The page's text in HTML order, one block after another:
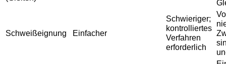
Schweißeignung Einfacher
Schwieriger;
kontrolliertes
Verfahren
erforderlich